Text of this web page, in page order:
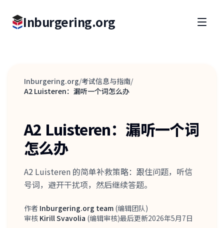
Inburgering.org
Inburgering.org/考试信息与指南/
A2 Luisteren：漏听一个词怎么办
A2 Luisteren：漏听一个词
怎么办
A2 Luisteren 的简单补救策略：跟住问题，听信
号词，避开干扰项，然后继续答题。
作者
作者 Inburgering.org team (编辑团队)
审核人
审核 Kirill Svavolia (编辑审核)最后更新2026年5月7日